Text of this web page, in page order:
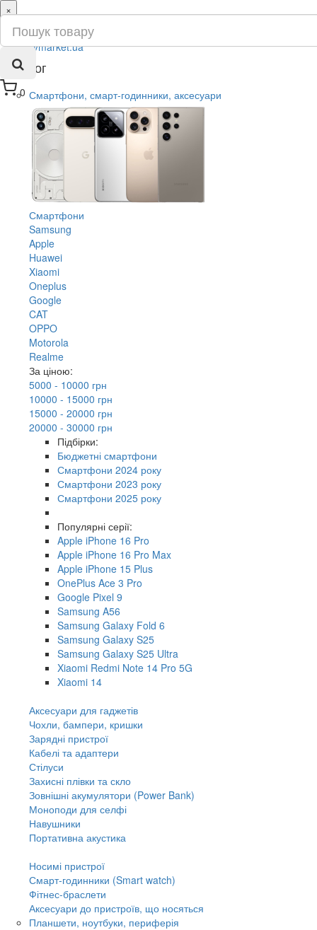
0
×
ru
ua
Каталог
Смартфони, смарт-годинники, аксесуари
Смартфони
Samsung
Apple
Huawei
Xiaomi
Oneplus
Google
CAT
OPPO
Motorola
Realme
За ціною:
5000 - 10000 грн
10000 - 15000 грн
15000 - 20000 грн
20000 - 30000 грн
Підбірки:
Бюджетні смартфони
Смартфони 2024 року
Смартфони 2023 року
Смартфони 2025 року
Популярні серії:
Apple iPhone 16 Pro
Apple iPhone 16 Pro Max
Apple iPhone 15 Plus
OnePlus Ace 3 Pro
Google Pixel 9
Samsung A56
Samsung Galaxy Fold 6
Samsung Galaxy S25
Samsung Galaxy S25 Ultra
Xiaomi Redmi Note 14 Pro 5G
Xiaomi 14
Аксесуари для гаджетів
Чохли, бампери, кришки
Зарядні пристрої
Кабелі та адаптери
Стілуси
Захисні плівки та скло
Зовнішні акумулятори (Power Bank)
Моноподи для селфі
Навушники
Портативна акустика
Носимі пристрої
Смарт-годинники (Smart watch)
Фітнес-браслети
Аксесуари до пристроїв, що носяться
Планшети, ноутбуки, периферія